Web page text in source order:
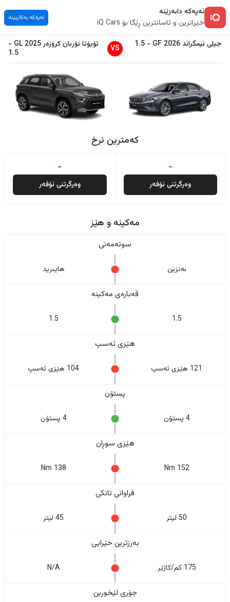
ئەپەکە دابەزێنە
خێراترین و ئاسانترین ڕێگا بۆ iQ Cars
ئەپەکە بەکاربێنە
جیلی ئیمگراند 2026
GF
-
1.5
VS تۆیۆتا ئۆربان کرۆزەر2025
GL
-
1.5
کەمترین نرخ
-
وەرگرتنی ئۆفەر
-
وەرگرتنی ئۆفەر
مەکینە و هێز
سوتەمەنی
بەنزین هایبرید
قەبارەی مەکینە
1.5
1.5
هێزی ئەسپ
121 هێزی ئەسپ 104 هێزی ئەسپ
پستۆن
4 پستۆن 4 پستۆن
هێزی سوڕان
152 Nm
138 Nm
فراوانی تانکی
50 لیتر 45 لیتر
بەرزترین خێرایی
175 کم/کاژێر N/A
جۆری لێخورین